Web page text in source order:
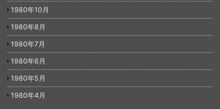
1980年10月
1980年8月
1980年7月
1980年6月
1980年5月
1980年4月